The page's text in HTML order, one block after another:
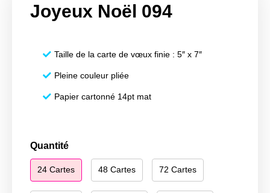
Joyeux Noël 094
Taille de la carte de vœux finie : 5″ x 7″
Pleine couleur pliée
Papier cartonné 14pt mat
Quantité
24 Cartes 48 Cartes 72 Cartes
quantité
de
Merry